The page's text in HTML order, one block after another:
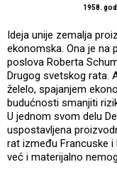
1958.
Ideja unije zemalja
ekonomska. Ona je na
poslova Roberta
Drugog svetskog rata.
želelo, spajanjem
budućnosti smanjiti
U jednom svom delu
uspostavljena
rat između Francuske
već i materijalno